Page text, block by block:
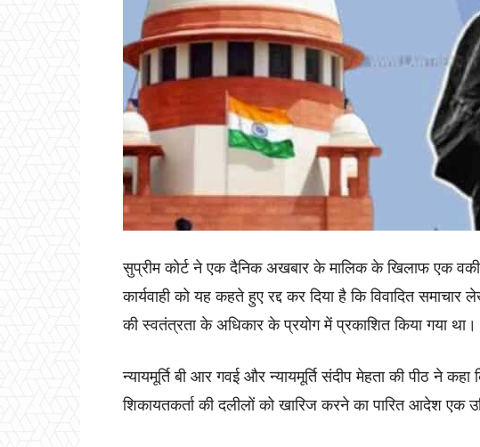
सुप्रीम कोर्ट ने एक दैनिक अखबार के मालिक के खिलाफ एक वकील
कार्यवाही को यह कहते हुए रद्द कर दिया है कि विवादित
की स्वतंत्रता के अधिकार के प्रयोग में प्रकाशित किया गया था।
न्यायमूर्ति बी आर गवई और न्यायमूर्ति संदीप मेहता की पीठ ने कहा
शिकायतकर्ता की दलीलों को खारिज करने का पारित आदेश एक